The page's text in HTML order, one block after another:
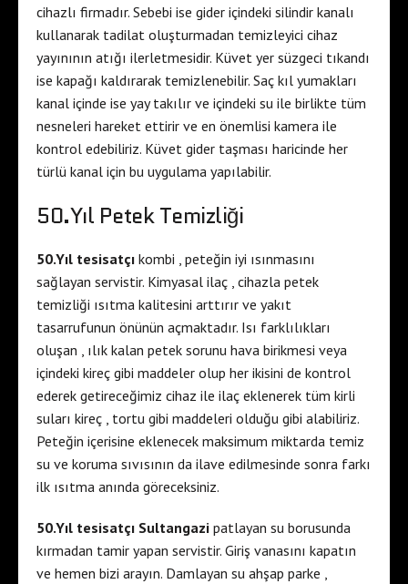
cihazlı firmadır. Sebebi ise gider içindeki silindir kanalı
kullanarak tadilat oluşturmadan temizleyici cihaz
yayınının atığı ilerletmesidir. Küvet yer süzgeci tıkandı
ise kapağı kaldırarak temizlenebilir. Saç kıl yumakları
kanal içinde ise yay takılır ve içindeki su ile birlikte tüm
nesneleri hareket ettirir ve en önemlisi kamera ile
kontrol edebiliriz. Küvet gider taşması haricinde her
türlü kanal için bu uygulama yapılabilir.
50.Yıl Petek Temizliği
50.Yıl tesisatçı kombi , peteğin iyi ısınmasını
sağlayan servistir. Kimyasal ilaç , cihazla petek
temizliği ısıtma kalitesini arttırır ve yakıt
tasarrufunun önünün açmaktadır. Isı farklılıkları
oluşan , ılık kalan petek sorunu hava birikmesi veya
içindeki kireç gibi maddeler olup her ikisini de kontrol
ederek getireceğimiz cihaz ile ilaç eklenerek tüm kirli
suları kireç , tortu gibi maddeleri olduğu gibi alabiliriz.
Peteğin içerisine eklenecek maksimum miktarda temiz
su ve koruma sıvısının da ilave edilmesinde sonra farkı
ilk ısıtma anında göreceksiniz.
50.Yıl tesisatçı Sultangazi patlayan su borusunda
kırmadan tamir yapan servistir. Giriş vanasını kapatın
ve hemen bizi arayın. Damlayan su ahşap parke ,